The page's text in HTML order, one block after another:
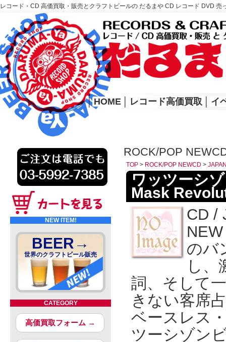
レコード・CD 高価買取・販売とクラフトビールの だるまや CD レコード DVD
レコード高価買取はこちら
HOME
│ HOME レコード高価買取 イ
NEW ITEM!
BEER→
世界のクラフトビール販売
CATEGORY
高価買取フォーム →
ROCK/POP
TOP > ROCK/POP NEWCD >
ワッツーシ
Mask
CD /
のバ
し、
詞、そして
きない客席
ベースレス
ツーシゾン